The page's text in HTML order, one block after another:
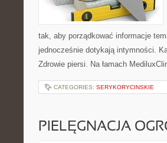
tak, aby porządkować informacje
jednocześnie dotykają intymności.
Zdrowie piersi. Na łamach
CATEGORIES: SERYKORYCINSKIE
PIELĘGNACJA